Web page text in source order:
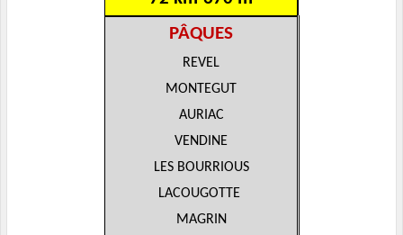
PÂQUES
REVEL
MONTEGUT
AURIAC
VENDINE
LES BOURRIOUS
LACOUGOTTE
MAGRIN